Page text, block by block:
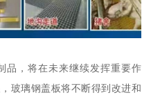
品，将在未来继续发挥重要作
玻璃钢盖板将不断得到改进和